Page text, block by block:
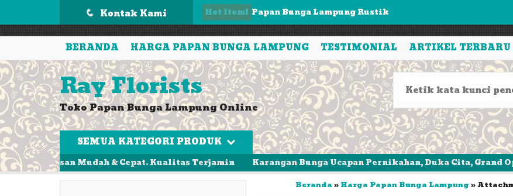
q Kontak Kami Hot Item! karangan Bunga Lampung Wedding Single
Papan Bunga Lampung Wedding
Bunga Papan Lampung Wedding
Papan Bunga lampung Selamat & Sukses Single
Standing Flower Lampung
karangan Bunga Lampung
Papan Bunga Lampung Duka Cita
Papan Bunga Lampung Rustik
BERANDA HARGA PAPAN BUNGA LAMPUNG TESTIMONIAL ARTIKEL TERBARU
Ray Florists
Toko Papan Bunga Lampung Online
SEMUA KATEGORI PRODUK
Pesan Mudah & Cepat. Kualitas Terjamin Karangan Bunga Ucapan Pernikahan, Duka Cita, Grand
Beranda»Harga Papan Bunga Lampung»